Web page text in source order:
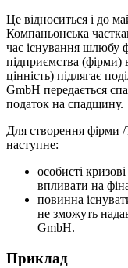
Це відноситься і до
Компаньонська
час існування шлюбу
підприємства (фірми)
цінність) підлягає
GmbH передається
податок на спадщину.
Для створення фірми
наступне:
особисті
впливати на
повинна
не зможуть
GmbH.
Приклад